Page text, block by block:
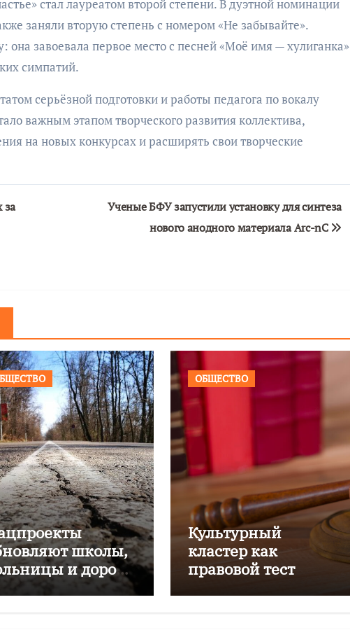
стал лауреатом второй степени. В дуэтной номинации
заняли вторую степень с номером «Не забывайте».
завоевала первое место с песней «Моё имя — хулиганка»
симпатий.
серьёзной подготовки и работы педагога по вокалу
важным этапом творческого развития коллектива,
на новых конкурсах и расширять свои творческие
за
Ученые БФУ запустили установку для синтеза
нового анодного материала Arc-nC
школы,
и дороги
ОБЩЕСТВО
Культурный
кластер как
правовой тест